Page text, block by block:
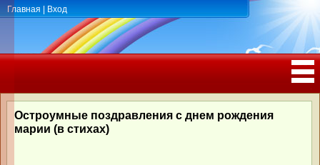
Главная Вход
РОЖДЕНИЯ, ЮБИЛЕЕМ
Остроумные поздравления с днем рождения
марии (в стихах)